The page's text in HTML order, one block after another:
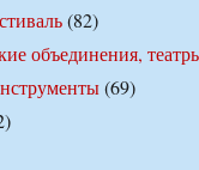
(82)
объединения,
(69)